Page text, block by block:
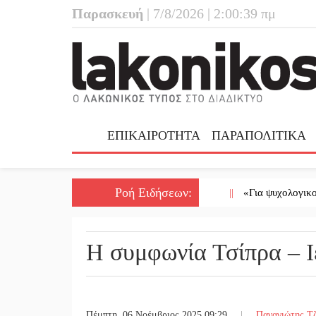
Παρασκευή | 7/8/2026 | 2:00:40 πμ
ΕΠΙΚΑΙΡΟΤΗΤΑ ΠΑΡΑΠΟΛΙΤΙΚΑ
Ροή Ειδήσεων: «Για ψυχολογικούς
Η συμφωνία Τσίπρα –